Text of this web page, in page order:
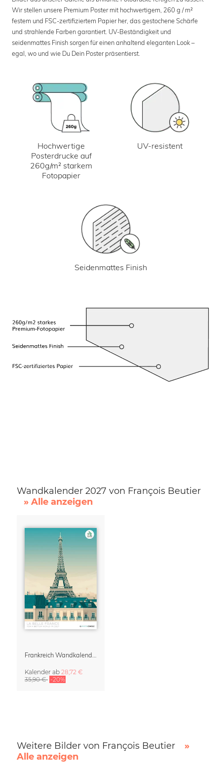
Wir stellen unsere Premium Poster mit hochwertigem, 260 g / m²
festem und FSC-zertifiziertem Papier her, das gestochene Schärfe
und strahlende Farben garantiert. UV-Beständigkeit und
seidenmattes Finish sorgen für einen anhaltend eleganten Look –
egal, wo und wie Du Dein Poster präsentierst.
Hochwertige
Posterdrucke auf
260g/m² starkem
Fotopapier
UV-resistent
Seidenmattes Finish
Wandkalender 2027 von François Beutier
» Alle anzeigen
Frankreich Wandkalender 2027 – La Belle France
Kalender ab 28,72 €
35,90 € -20%
Weitere Bilder von François Beutier
»
Alle anzeigen